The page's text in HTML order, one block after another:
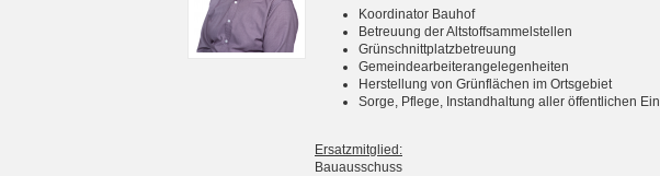
Koordinator Bauhof
Betreuung der Altstoffsammelstellen
Grünschnittplatzbetreuung
Gemeindearbeiterangelegenheiten
Herstellung von Grünflächen im Ortsgebiet
Sorge, Pflege, Instandhaltung aller öffentlichen
Ersatzmitglied:
Bauausschuss